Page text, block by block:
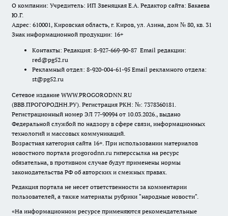
О компании: Учредитель: ИП Звеняцкая Е.А. Редактор сайта: Бакаева
Ю.Г.
Адрес: 610001, Кировская область, г. Киров, ул. Азина, дом № 80, кв. 31
Знак информационной продукции: 16+
Контакты: Редакция: 8-927-669-90-87 Email редакции:
red@pg52.ru
Рекламный отдел: 8-920-004-61-95 Email рекламного отдела:
st@pg52.ru
Сетевое издание WWW.PROGORODNN.RU
(ВВВ.ПРОГОРОДНН.РУ). Регистрация РКН: №: 7378360181.
Регистрационный номер ЭЛ 77-90994 от 10.03.2026., выдано
Федеральной службой по надзору в сфере связи, информационных
технологий и массовых коммуникаций.
Возрастная категория сайта 16+. При использовании материалов
новостного портала progorodnn.ru гиперссылка на ресурс
обязательна, в противном случае будут применены нормы
законодательства РФ об авторских и смежных правах.
Редакция портала не несет ответственности за комментарии
пользователей, а также материалы рубрики "народные новости".
«На информационном ресурсе применяются рекомендательные